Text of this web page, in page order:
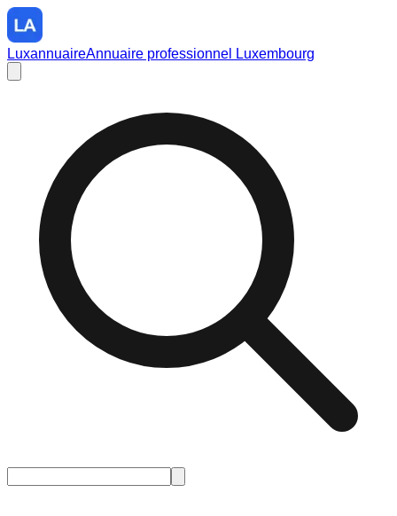
LuxannuaireAnnuaire professionnel Luxembourg